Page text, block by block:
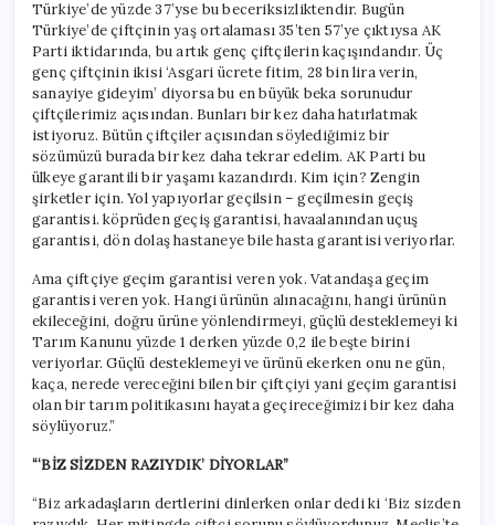
Türkiye’de yüzde 37’yse bu beceriksizliktendir. Bugün
Türkiye’de çiftçinin yaş ortalaması 35’ten 57’ye çıktıysa AK
Parti iktidarında, bu artık genç çiftçilerin kaçışındandır. Üç
genç çiftçinin ikisi ‘Asgari ücrete fitim, 28 bin lira verin,
sanayiye gideyim’ diyorsa bu en büyük beka sorunudur
çiftçilerimiz açısından. Bunları bir kez daha hatırlatmak
istiyoruz. Bütün çiftçiler açısından söylediğimiz bir
sözümüzü burada bir kez daha tekrar edelim. AK Parti bu
ülkeye garantili bir yaşamı kazandırdı. Kim için? Zengin
şirketler için. Yol yapıyorlar geçilsin – geçilmesin geçiş
garantisi. köprüden geçiş garantisi, havaalanından uçuş
garantisi, dön dolaş hastaneye bile hasta garantisi veriyorlar.
Ama çiftçiye geçim garantisi veren yok. Vatandaşa geçim
garantisi veren yok. Hangi ürünün alınacağını, hangi ürünün
ekileceğini, doğru ürüne yönlendirmeyi, güçlü desteklemeyi ki
Tarım Kanunu yüzde 1 derken yüzde 0,2 ile beşte birini
veriyorlar. Güçlü desteklemeyi ve ürünü ekerken onu ne gün,
kaça, nerede vereceğini bilen bir çiftçiyi yani geçim garantisi
olan bir tarım politikasını hayata geçireceğimizi bir kez daha
söylüyoruz.”
“‘BİZ SİZDEN RAZIYDIK’ DİYORLAR”
“Biz arkadaşların dertlerini dinlerken onlar dedi ki ‘Biz sizden